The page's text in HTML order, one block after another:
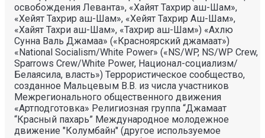
освобождения Леванта», «Хайят Тахрир аш-Шам»,
«Хейят Тахрир аш-Шам», «Хейят Тахрир Аш-Шам»,
«Хайят Тахри аш-Шам», «Тахрир аш-Шам») «Ахлю
Сунна Валь Джамаа» («Красноярский джамаат»)
«National Socialism/White Power» («NS/WP, NS/WP Crew,
Sparrows Crew/White Power, Национал-социализм/
Белаясила, власть») Террористическое сообщество,
созданное Мальцевым В.В. из числа участников
Межрегионального общественного движения
«Артподготовка» Религиозная группа “Джамаат
“Красный пахарь” Международное молодежное
движение "Колумбайн" (другое используемое